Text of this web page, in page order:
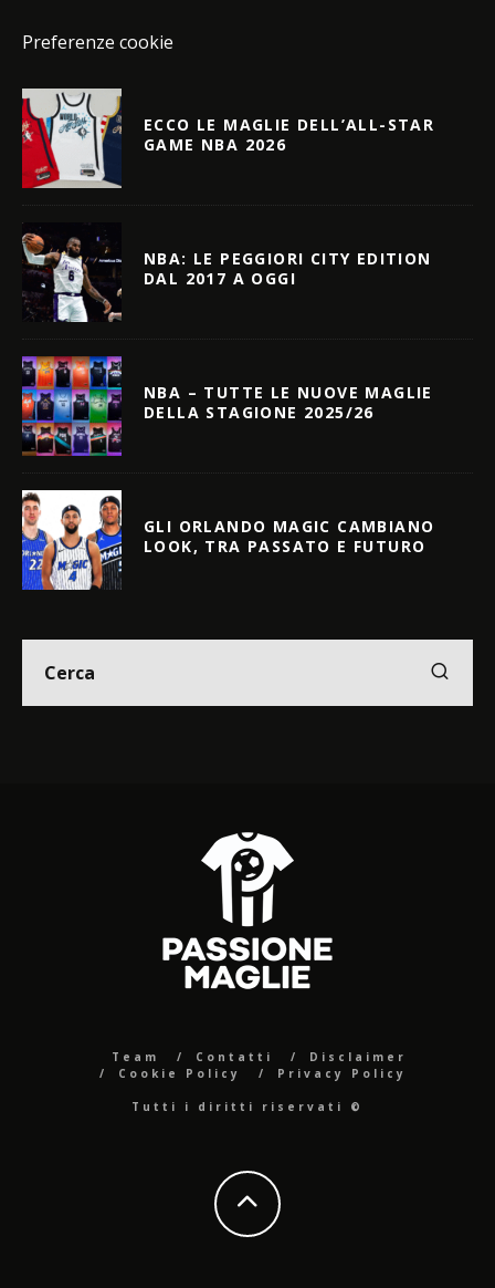
Preferenze cookie
ECCO LE MAGLIE DELL’ALL-STAR
GAME NBA 2026
NBA: LE PEGGIORI CITY EDITION
DAL 2017 A OGGI
NBA – TUTTE LE NUOVE MAGLIE
DELLA STAGIONE 2025/26
GLI ORLANDO MAGIC CAMBIANO
LOOK, TRA PASSATO E FUTURO
Team Contatti
Disclaimer
Cookie Policy
Privacy Policy
Tutti i diritti riservati ©